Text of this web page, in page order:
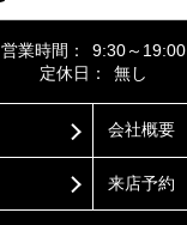
営業時間：
9:30～19:00
定休日：
無し
会社概要
来店予約